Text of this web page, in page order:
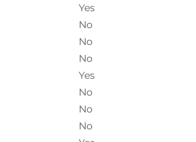
Yes
No
No
No
Yes
No
No
No